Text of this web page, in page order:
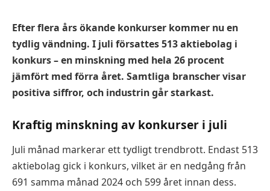
Efter flera års ökande konkurser kommer nu en
tydlig vändning. I juli försattes 513 aktiebolag i
konkurs – en minskning med hela 26 procent
jämfört med förra året. Samtliga branscher visar
positiva siffror, och industrin går starkast.
Kraftig minskning av konkurser i juli
Juli månad markerar ett tydligt trendbrott. Endast 513
aktiebolag gick i konkurs, vilket är en nedgång från
691 samma månad 2024 och 599 året innan dess.